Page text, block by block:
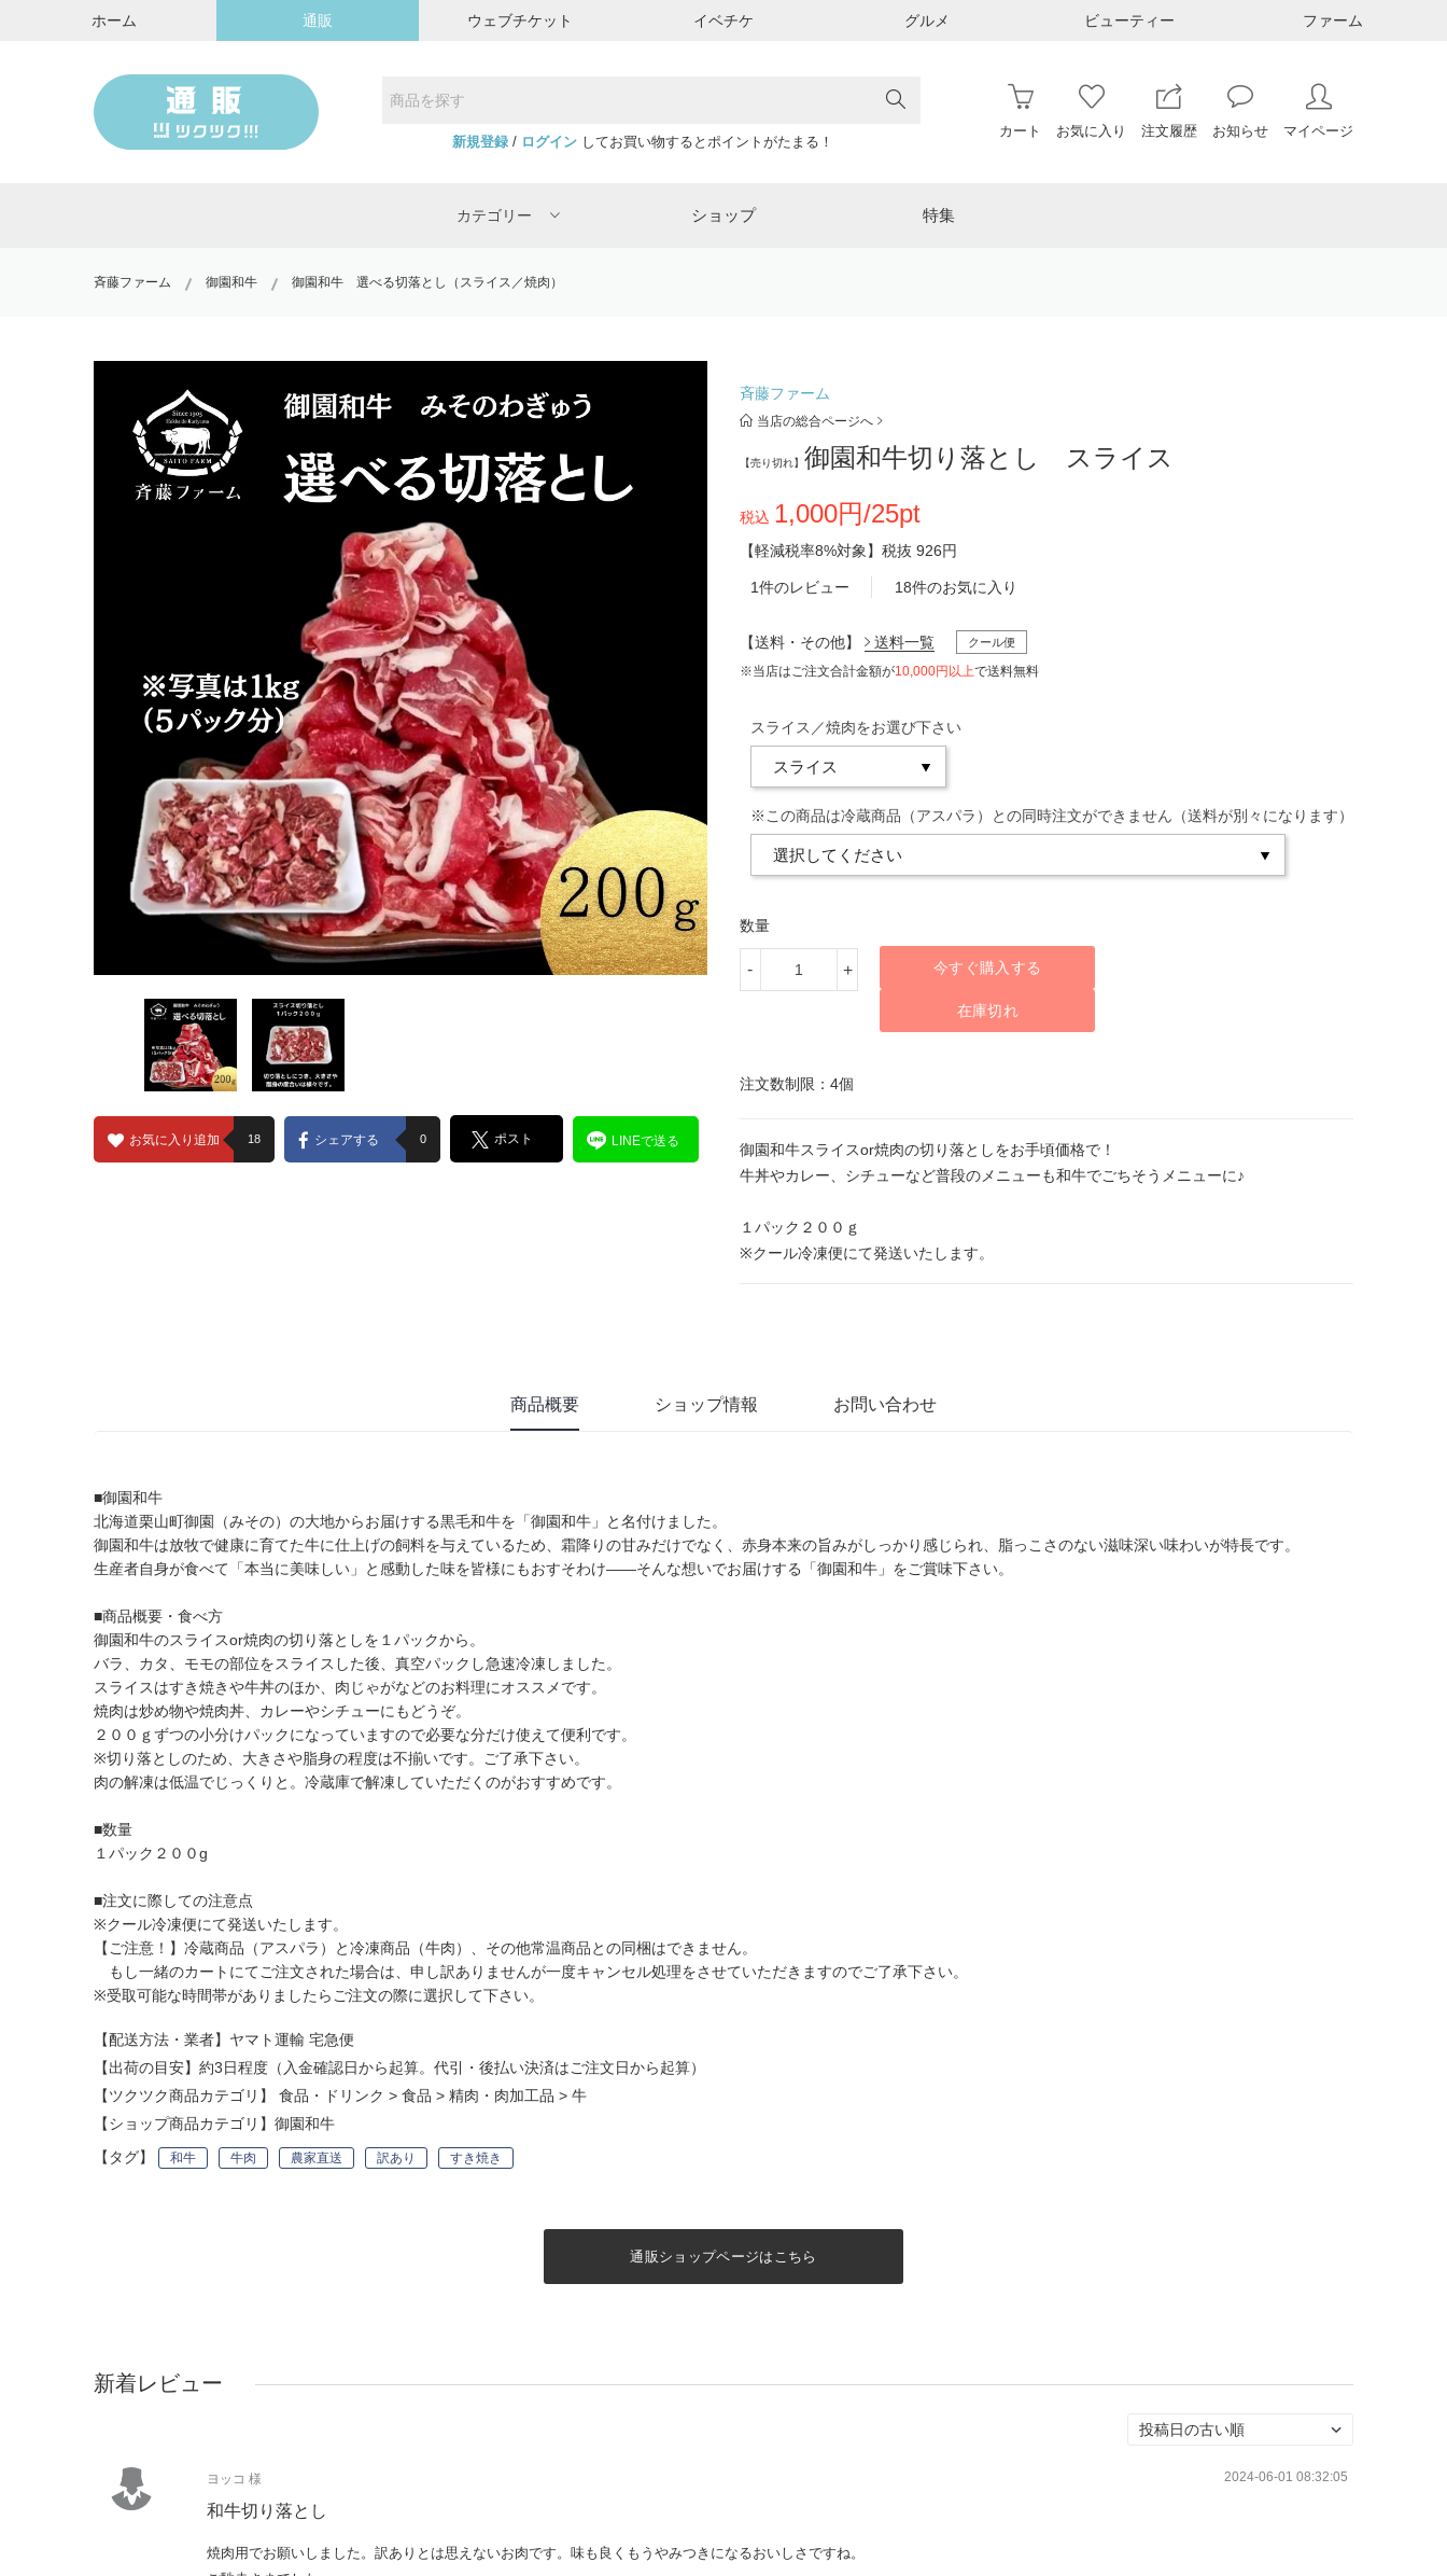
ホーム 通販 ウェブチケット イベチケ グルメ ビューティー ファーム
新規登録/ ログインしてお買い物するとポイントがたまる！
カート お気に入り 注文履歴 お知らせ マイページ
カテゴリー ショップ 特集
斉藤ファーム 御園和牛 御園和牛 選べる切落とし（スライス／焼肉）
お気に入り追加 18 シェアする 0 ポスト LINEで送る
斉藤ファーム
当店の総合ページへ
【売り切れ】 御園和牛切り落とし スライス
税込 1,000円/25pt
【軽減税率8%対象】 税抜 926円
1件のレビュー 18件のお気に入り
【送料・その他】 送料一覧 クール便
※当店はご注文合計金額が10,000円以上で送料無料
スライス／焼肉をお選び下さい
※この商品は冷蔵商品（アスパラ）との同時注文ができません（送料が別々になります）
数量
- + 今すぐ購入する
在庫切れ
注文数制限：4個
御園和牛スライスor焼肉の切り落としをお手頃価格で！
牛丼やカレー、シチューなど普段のメニューも和牛でごちそうメニューに♪
１パック２００ｇ
※クール冷凍便にて発送いたします。
商品概要 ショップ情報 お問い合わせ
■御園和牛
北海道栗山町御園（みその）の大地からお届けする黒毛和牛を「御園和牛」と名付けました。
御園和牛は放牧で健康に育てた牛に仕上げの飼料を与えているため、霜降りの甘みだけでなく、赤身本来の旨みがしっかり感じられ、脂っこさのない滋味深い味わいが特長です。
生産者自身が食べて「本当に美味しい」と感動した味を皆様にもおすそわけ――そんな想いでお届けする「御園和牛」をご賞味下さい。
■商品概要・食べ方
御園和牛のスライスor焼肉の切り落としを１パックから。
バラ、カタ、モモの部位をスライスした後、真空パックし急速冷凍しました。
スライスはすき焼きや牛丼のほか、肉じゃがなどのお料理にオススメです。
焼肉は炒め物や焼肉丼、カレーやシチューにもどうぞ。
２００ｇずつの小分けパックになっていますので必要な分だけ使えて便利です。
※切り落としのため、大きさや脂身の程度は不揃いです。ご了承下さい。
肉の解凍は低温でじっくりと。冷蔵庫で解凍していただくのがおすすめです。
■数量
１パック２００g
■注文に際しての注意点
※クール冷凍便にて発送いたします。
【ご注意！】冷蔵商品（アスパラ）と冷凍商品（牛肉）、その他常温商品との同梱はできません。
もし一緒のカートにてご注文された場合は、申し訳ありませんが一度キャンセル処理をさせていただきますのでご了承下さい。
※受取可能な時間帯がありましたらご注文の際に選択して下さい。
【配送方法・業者】ヤマト運輸 宅急便
【出荷の目安】約3日程度（入金確認日から起算。代引・後払い決済はご注文日から起算）
【ツクツク商品カテゴリ】 食品・ドリンク > 食品 > 精肉・肉加工品 > 牛
【ショップ商品カテゴリ】 御園和牛
【タグ】
和牛 牛肉 農家直送 訳あり すき焼き
通販ショップページはこちら
新着レビュー
ヨッコ 様 2024-06-01 08:32:05
和牛切り落とし
焼肉用でお願いしました。訳ありとは思えないお肉です。味も良くもうやみつきになるおいしさですね。